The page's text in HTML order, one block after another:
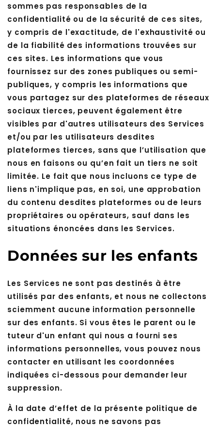
sommes pas responsables de la
confidentialité ou de la sécurité de ces sites,
y compris de l'exactitude, de l'exhaustivité ou
de la fiabilité des informations trouvées sur
ces sites. Les informations que vous
fournissez sur des zones publiques ou semi-
publiques, y compris les informations que
vous partagez sur des plateformes de réseaux
sociaux tierces, peuvent également être
visibles par d'autres utilisateurs des Services
et/ou par les utilisateurs desdites
plateformes tierces, sans que l’utilisation que
nous en faisons ou qu’en fait un tiers ne soit
limitée. Le fait que nous incluons ce type de
liens n'implique pas, en soi, une approbation
du contenu desdites plateformes ou de leurs
propriétaires ou opérateurs, sauf dans les
situations énoncées dans les Services.
Données sur les enfants
Les Services ne sont pas destinés à être
utilisés par des enfants, et nous ne collectons
sciemment aucune information personnelle
sur des enfants. Si vous êtes le parent ou le
tuteur d'un enfant qui nous a fourni ses
informations personnelles, vous pouvez nous
contacter en utilisant les coordonnées
indiquées ci-dessous pour demander leur
suppression.
À la date d’effet de la présente politique de
confidentialité, nous ne savons pas